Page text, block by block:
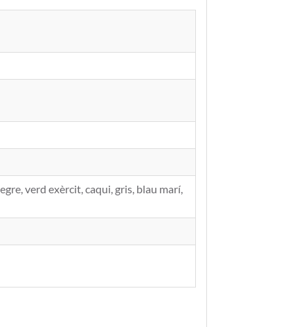
verd exèrcit, caqui, gris, blau marí,